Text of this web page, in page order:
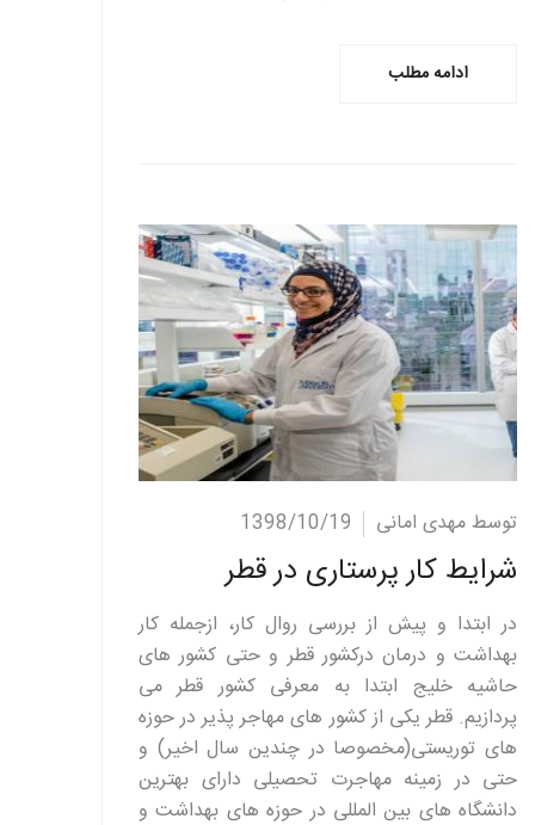
ادامه مطلب
ادامه مطلب توسط مهدی امانی 1398/10/19
شرایط کار پرستاری در قطر
در ابتدا و پیش از بررسی روال کار، ازجمله کار
بهداشت و درمان درکشور قطر و حتی کشور های
حاشیه خلیج ابتدا به معرفی کشور قطر می
پردازیم. قطر یکی از کشور های مهاجر پذیر در حوزه
های توریستی(مخصوصا در چندین سال اخیر) و
حتی در زمینه مهاجرت تحصیلی دارای بهترین
دانشگاه های بین المللی در حوزه های بهداشت و